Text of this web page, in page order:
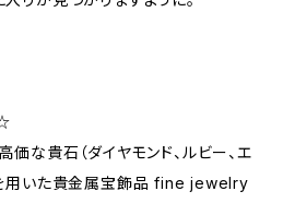
価な貴石（ダイヤモンド、ルビー、エ
を用いた貴金属宝飾品 fine jewelry